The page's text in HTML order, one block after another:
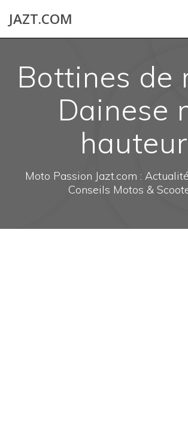
JAZT.COM
Bottines de
Dainese
hauteur
Moto Passion Jazt.com :
Conseils Motos &